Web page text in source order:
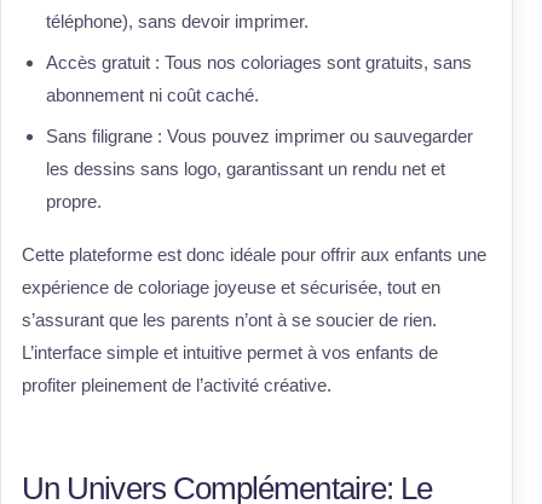
téléphone), sans devoir imprimer.
Accès gratuit : Tous nos coloriages sont gratuits, sans
abonnement ni coût caché.
Sans filigrane : Vous pouvez imprimer ou sauvegarder
les dessins sans logo, garantissant un rendu net et
propre.
Cette plateforme est donc idéale pour offrir aux enfants une
expérience de coloriage joyeuse et sécurisée, tout en
s’assurant que les parents n’ont à se soucier de rien.
L’interface simple et intuitive permet à vos enfants de
profiter pleinement de l’activité créative.
Un Univers Complémentaire: Le